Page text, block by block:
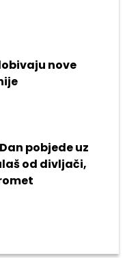
nove
pobjede uz
od divljači,